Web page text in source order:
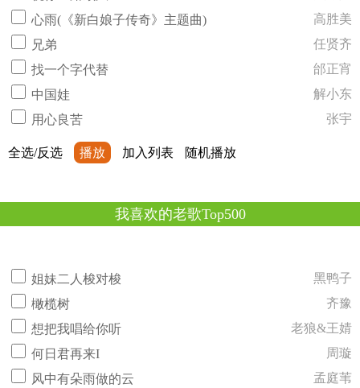
心雨(《新白娘子传奇》主题曲)
高胜美
兄弟
任贤齐
找一个字代替
邰正宵
中国娃
解小东
用心良苦
张宇
全选/反选 播放 加入列表 随机播放
我喜欢的老歌Top500
姐妹二人梭对梭
黑鸭子
橄榄树
齐豫
想把我唱给你听
老狼&王婧
何日君再来I
周璇
风中有朵雨做的云
孟庭苇